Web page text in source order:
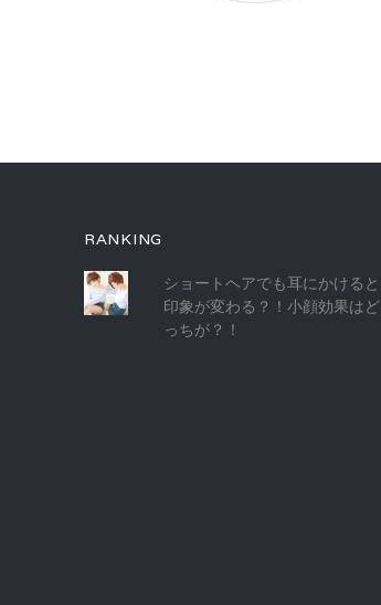
RANKING
ショートヘアでも耳にかけると
印象が変わる？！小顔効果はど
っちが？！